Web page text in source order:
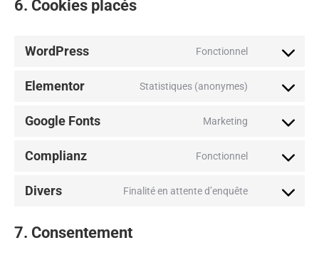
6. Cookies placés
WordPress Fonctionnel
Elementor Statistiques (anonymes)
Google Fonts Marketing
Complianz Fonctionnel
Divers Finalité en attente d’enquête
7. Consentement